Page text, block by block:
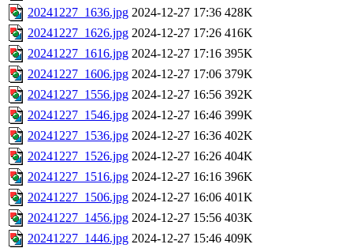
20241227_1636.jpg 2024-12-27 17:36 428K
20241227_1626.jpg 2024-12-27 17:26 416K
20241227_1616.jpg 2024-12-27 17:16 395K
20241227_1606.jpg 2024-12-27 17:06 379K
20241227_1556.jpg 2024-12-27 16:56 392K
20241227_1546.jpg 2024-12-27 16:46 399K
20241227_1536.jpg 2024-12-27 16:36 402K
20241227_1526.jpg 2024-12-27 16:26 404K
20241227_1516.jpg 2024-12-27 16:16 396K
20241227_1506.jpg 2024-12-27 16:06 401K
20241227_1456.jpg 2024-12-27 15:56 403K
20241227_1446.jpg 2024-12-27 15:46 409K